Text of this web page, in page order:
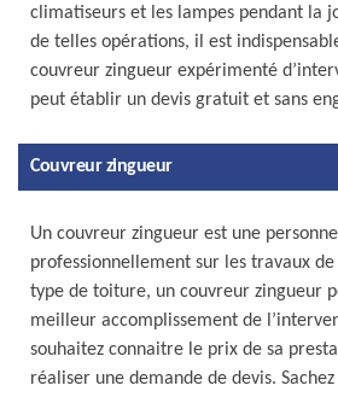
climatiseurs et les lampes pendant la
de telles opérations, il est
couvreur zingueur expérimenté
peut établir un devis gratuit et sans
Couvreur zingueur
Un couvreur zingueur est une
professionnellement sur les travaux
type de toiture, un couvreur zingueur
meilleur accomplissement de
souhaitez connaitre le prix de sa
réaliser une demande de devis.